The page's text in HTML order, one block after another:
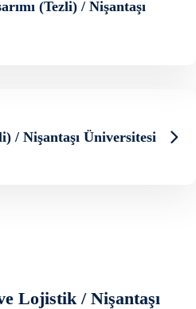
(Tezli) / Nişantaşı
/ Nişantaşı Üniversitesi
Lojistik / Nişantaşı